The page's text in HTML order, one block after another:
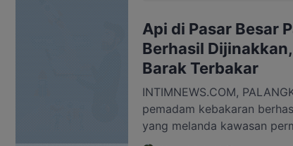
Api di Pasar Besar
Berhasil
Barak Terbakar
INTIMNEWS.COM,
pemadam kebakaran
yang melanda kawasan
Palangka Raya, Sabtu, 1